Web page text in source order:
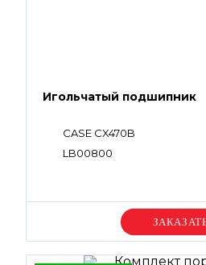
Игольчатый подшипник
CASE CX470B
LB00800
Уточняйте